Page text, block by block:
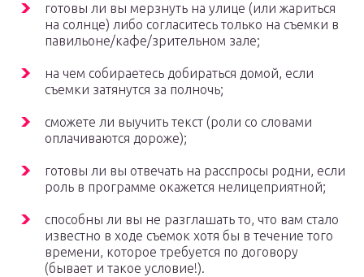
готовы ли вы мерзнуть на улице (или жариться
на солнце) либо согласитесь только на съемки в
павильоне/кафе/зрительном зале;
на чем собираетесь добираться домой, если
съемки затянутся за полночь;
сможете ли выучить текст (роли со словами
оплачиваются дороже);
готовы ли вы отвечать на расспросы родни, если
роль в программе окажется нелицеприятной;
способны ли вы не разглашать то, что вам стало
известно в ходе съемок хотя бы в течение того
времени, которое требуется по договору
(бывает и такое условие!).